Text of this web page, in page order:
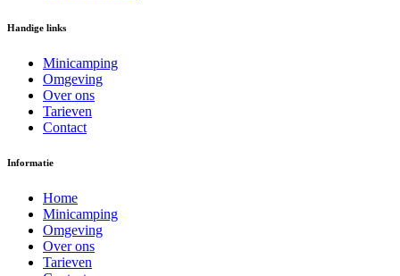
Handige links
Minicamping
Omgeving
Over ons
Tarieven
Contact
Informatie
Home
Minicamping
Omgeving
Over ons
Tarieven